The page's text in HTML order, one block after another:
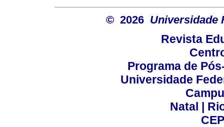
© 2026 Universidade
Revista
Programa de
Universidade
Natal |